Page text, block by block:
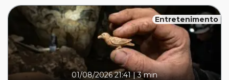
Entretenimento
01/08/2026 21:41 |3 min